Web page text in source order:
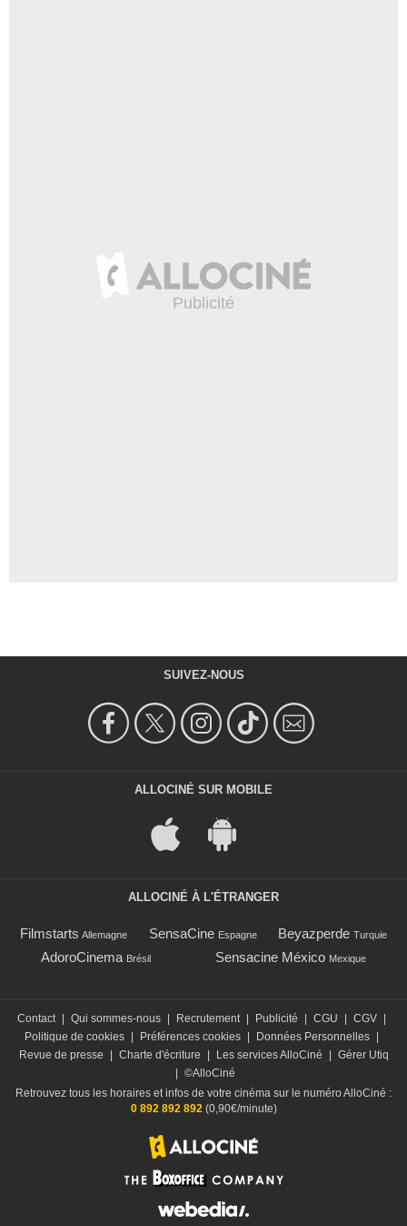
SUIVEZ-NOUS
ALLOCINÉ SUR MOBILE
ALLOCINÉ À L'ÉTRANGER
Filmstarts Allemagne SensaCine Espagne Beyazperde Turquie
AdoroCinema Brésil Sensacine México Mexique
Contact Qui sommes-nous Recrutement Publicité CGU CGV
Politique de cookies
Préférences cookies Données Personnelles
Revue de presse
Charte d'écriture Les services AlloCiné
Gérer Utiq
©AlloCiné
Retrouvez tous les horaires et infos de votre cinéma sur le numéro AlloCiné :
0 892 892 892(0,90€/minute)